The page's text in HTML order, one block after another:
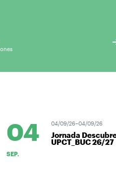
04
SEP.
04/09/26–04/09/26
Jornada Descubre
UPCT_BUC 26/27